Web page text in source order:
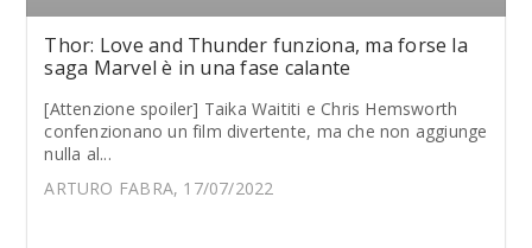
Thor: Love and Thunder funziona, ma forse la
saga Marvel è in una fase calante
[Attenzione spoiler] Taika Waititi e Chris Hemsworth
confenzionano un film divertente, ma che non aggiunge
nulla al...
ARTURO FABRA, 17/07/2022